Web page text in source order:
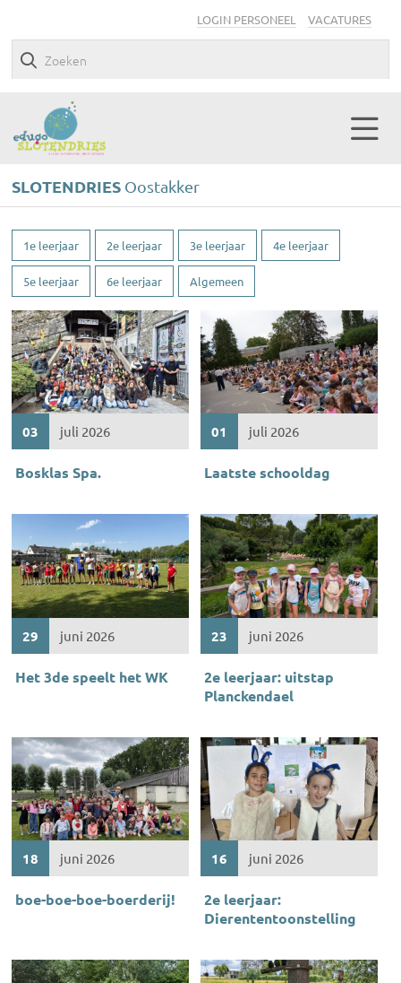
LOGIN PERSONEEL VACATURES
SLOTENDRIES Oostakker
1e leerjaar 2e leerjaar 3e leerjaar 4e leerjaar
5e leerjaar 6e leerjaar Algemeen
03 juli 2026
Bosklas Spa.
01 juli 2026
Laatste schooldag
29 juni 2026
Het 3de speelt het WK
23 juni 2026
2e leerjaar: uitstap
Planckendael
18 juni 2026
boe-boe-boe-boerderij!
16 juni 2026
2e leerjaar:
Dierententoonstelling